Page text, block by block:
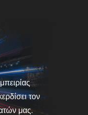
τον
μας.